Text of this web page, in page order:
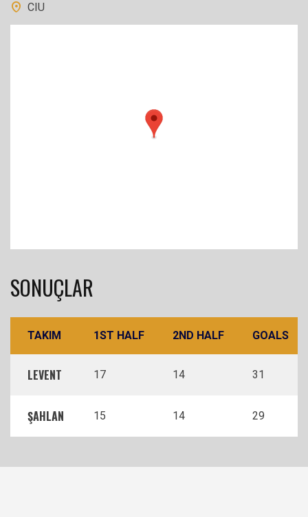
CIU
SONUÇLAR
TAKIM 1ST HALF 2ND HALF GOALS
LEVENT 17 14 31
ŞAHLAN 15 14 29